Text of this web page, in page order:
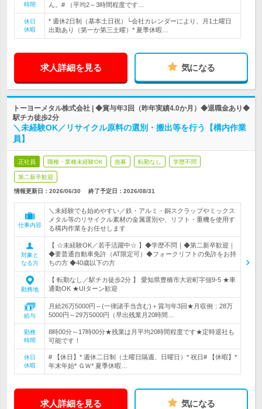
時間
ん。# （平均2～3時間程度です…
休日
休暇
* 週休2日制（基本土日祝）└会社カレンダーにより、月1土曜日
出勤あり（第一か第三土曜）* 夏季休暇…
求人詳細を見る 気になる
トーヨーメタル株式会社 | ◆賞与年3回（昨年実績4.0か月）◆退職金あり◆
駅チカ徒歩2分
＼未経験OK／リサイクル原料の選別・搬出等を行う【構内作業
員】
正社員 職種・業種未経験OK 急募 転勤なし 学歴不問
第二新卒歓迎
情報更新日：2026/06/30 終了予定日： 2026/08/31
仕事内容
＼未経験でも始めやすい／鉄・アルミ・銅スクラップやミックス
メタル等のリサイクル素材の金属選別や、リフト・重機を使用す
る構内作業をお任せします
対象と
なる方
【 ☆未経験OK／若手活躍中☆ 】◆学歴不問｜◆第二新卒歓迎｜
◆要普通自動車免許（AT限定可）◆フォークリフトの免許をお持
ちの方 ◆40歳以下の方
勤務地
【 転勤なし／駅チカ徒歩2分 】 愛知県豊橋市大岩町字佃9-5 ★車
通勤OK ★UIターン歓迎
給与
月給26万5000円～(一律諸手当含む)＋賞与年3回★月収例：28万
5000円～29万5000円（早出残業月20時間…
勤務
時間
8時00分～17時00分★残業は月平均20時間程度です★定時退社も
可能です！
休日
休暇
# 【休日】* 週休二日制（土曜日隔週、日曜日）* 祝日# 【休暇】*
年末年始* ＧＷ* 夏季休暇…
求人詳細を見る 気になる